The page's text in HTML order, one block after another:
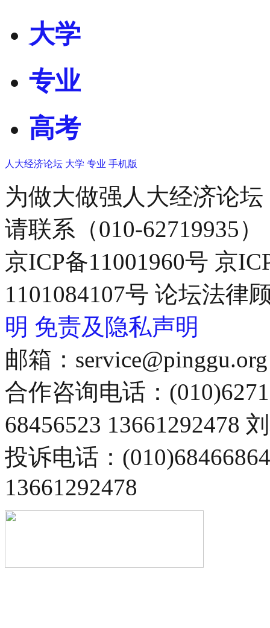
大学
专业
高考
人大经济论坛 大学 专业 手机版
为做大做强人大经济论
请联系（010-62719935）
京ICP备11001960号 京
1101084107号 论坛法律
明 免责及隐私声明
邮箱：service@pinggu.org
合作咨询电话：
68456523 13661292478
投诉电话：
13661292478